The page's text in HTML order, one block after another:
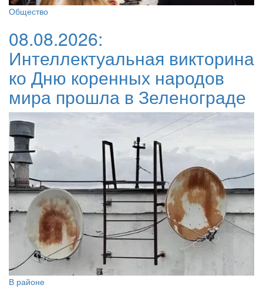
Общество
08.08.2026:
Интеллектуальная викторина
ко Дню коренных народов
мира прошла в Зеленограде
В районе